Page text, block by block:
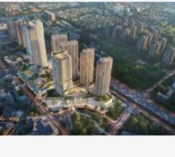
隔间独立温度控制
时，将室内CO2传
信号接入智慧变风
口设备控制中，进